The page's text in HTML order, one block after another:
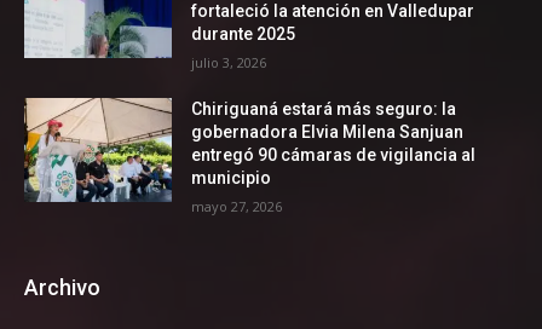
fortaleció la atención en Valledupar
durante 2025
julio 3, 2026
Chiriguaná estará más seguro: la
gobernadora Elvia Milena Sanjuan
entregó 90 cámaras de vigilancia al
municipio
mayo 27, 2026
Archivo